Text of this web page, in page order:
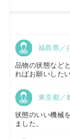
京都府／
福島県／(有)草
福島県／
品物の状態など
ればお願いしたい
東京都／
状態のいい機械
ました。